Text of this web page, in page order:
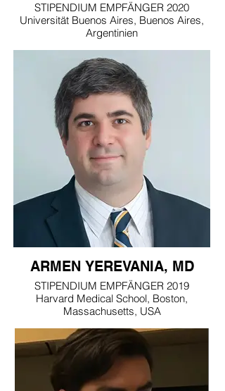
STIPENDIUM EMPFÄNGER 2020
Universität Buenos Aires, Buenos Aires,
Argentinien
ARMEN YEREVANIA, MD
STIPENDIUM EMPFÄNGER 2019
Harvard Medical School, Boston,
Massachusetts, USA